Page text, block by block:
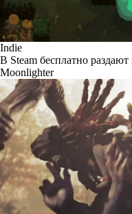
Indie
В Steam бесплатно
Moonlighter